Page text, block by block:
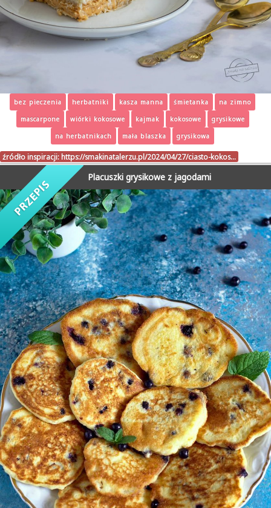
bez pieczenia herbatniki kasza manna śmietanka
na zimno
mascarpone
wiórki kokosowe kajmak kokosowe
grysikowe
na herbatnikach
mała blaszka grysikowa
źródło inspiracji: https://smakinatalerzu.pl/2024/04/27/ciasto-kokos…
Placuszki grysikowe z jagodami